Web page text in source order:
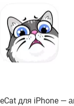
для iPhone —